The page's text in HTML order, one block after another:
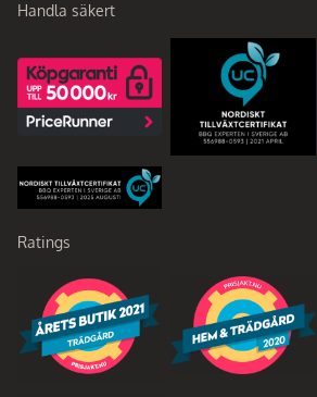
Handla säkert
Ratings